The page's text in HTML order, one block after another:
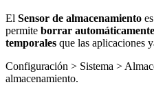
El Sensor de almacenamiento
permite borrar
temporales que las aplicaciones
Configuración > Sistema >
almacenamiento.